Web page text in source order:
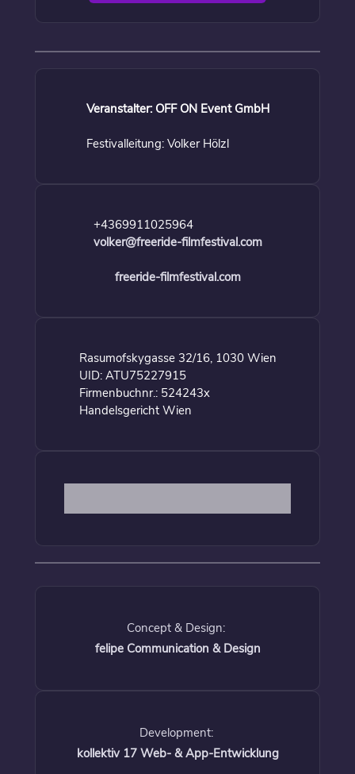
Veranstalter: OFF ON Event GmbH
Festivalleitung: Volker Hölzl
+4369911025964
volker@freeride-filmfestival.com
freeride-filmfestival.com
Rasumofskygasse 32/16, 1030 Wien
UID: ATU75227915
Firmenbuchnr.: 524243x
Handelsgericht Wien
Concept & Design:
felipe Communication & Design
Development:
kollektiv 17 Web- & App-Entwicklung